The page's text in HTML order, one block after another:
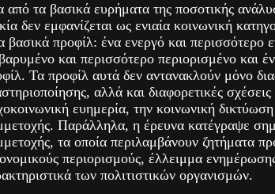
από τα βασικά ευρήματα της ποσοτικής
δεν εμφανίζεται ως ενιαία κοινωνική
βασικά προφίλ: ένα ενεργό και
και περισσότερο περιορισμένο και
Τα προφίλ αυτά δεν αντανακλούν μόνο
αλλά και διαφορετικές
ευημερία, την κοινωνική
Παράλληλα, η έρευνα κατέγραψε
τα οποία περιλαμβάνουν ζητήματα
περιορισμούς, έλλειμμα
των πολιτιστικών οργανισμών.